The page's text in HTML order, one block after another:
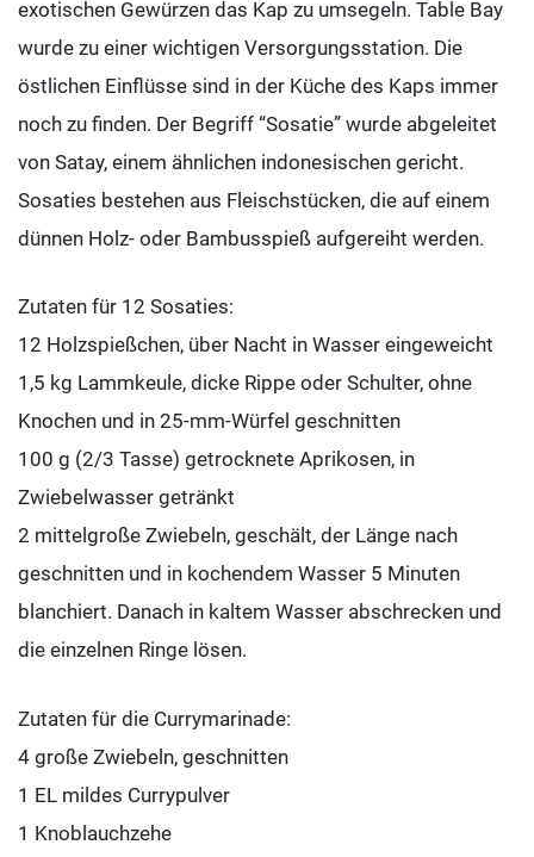
exotischen Gewürzen das Kap zu umsegeln. Table Bay
wurde zu einer wichtigen Versorgungsstation. Die
östlichen Einflüsse sind in der Küche des Kaps immer
noch zu finden. Der Begriff “Sosatie” wurde abgeleitet
von Satay, einem ähnlichen indonesischen gericht.
Sosaties bestehen aus Fleischstücken, die auf einem
dünnen Holz- oder Bambusspieß aufgereiht werden.
Zutaten für 12 Sosaties:
12 Holzspießchen, über Nacht in Wasser eingeweicht
1,5 kg Lammkeule, dicke Rippe oder Schulter, ohne
Knochen und in 25-mm-Würfel geschnitten
100 g (2/3 Tasse) getrocknete Aprikosen, in
Zwiebelwasser getränkt
2 mittelgroße Zwiebeln, geschält, der Länge nach
geschnitten und in kochendem Wasser 5 Minuten
blanchiert. Danach in kaltem Wasser abschrecken und
die einzelnen Ringe lösen.
Zutaten für die Currymarinade:
4 große Zwiebeln, geschnitten
1 EL mildes Currypulver
1 Knoblauchzehe